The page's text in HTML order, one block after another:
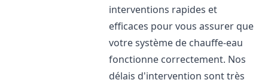
interventions rapides et
efficaces pour vous assurer que
votre système de chauffe-eau
fonctionne correctement. Nos
délais d'intervention sont très